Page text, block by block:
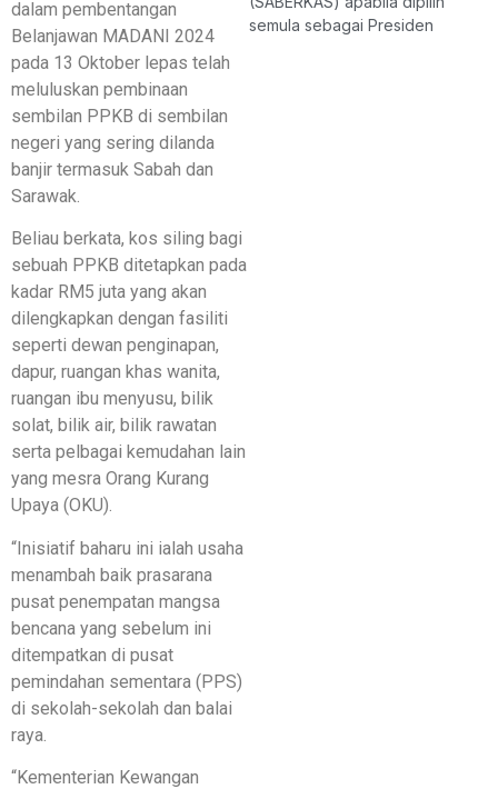
dalam pembentangan
Belanjawan MADANI 2024
pada 13 Oktober lepas telah
meluluskan pembinaan
sembilan PPKB di sembilan
negeri yang sering dilanda
banjir termasuk Sabah dan
Sarawak.
Beliau berkata, kos siling bagi
sebuah PPKB ditetapkan pada
kadar RM5 juta yang akan
dilengkapkan dengan fasiliti
seperti dewan penginapan,
dapur, ruangan khas wanita,
ruangan ibu menyusu, bilik
solat, bilik air, bilik rawatan
serta pelbagai kemudahan lain
yang mesra Orang Kurang
Upaya (OKU).
“Inisiatif baharu ini ialah usaha
menambah baik prasarana
pusat penempatan mangsa
bencana yang sebelum ini
ditempatkan di pusat
pemindahan sementara (PPS)
di sekolah-sekolah dan balai
raya.
“Kementerian Kewangan
semula sebagai Presiden